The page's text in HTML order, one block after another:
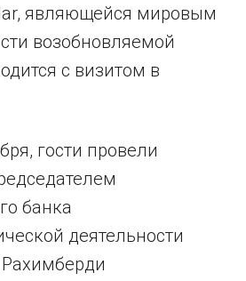
являющейся мировым
возобновляемой
с визитом в
гости провели
банка
деятельности